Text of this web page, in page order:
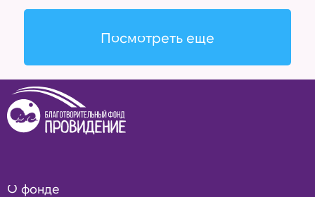
Посмотреть еще
О фонде